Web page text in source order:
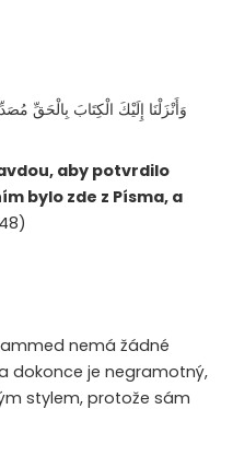
وَأَنْزَلْنَا إِلَيْكَ الْكِتَابَ بِالْحَقِّ
aby potvrdilo
bylo zde z Písma, a
nemá žádné
dokonce je negramotný,
stylem, protože sám